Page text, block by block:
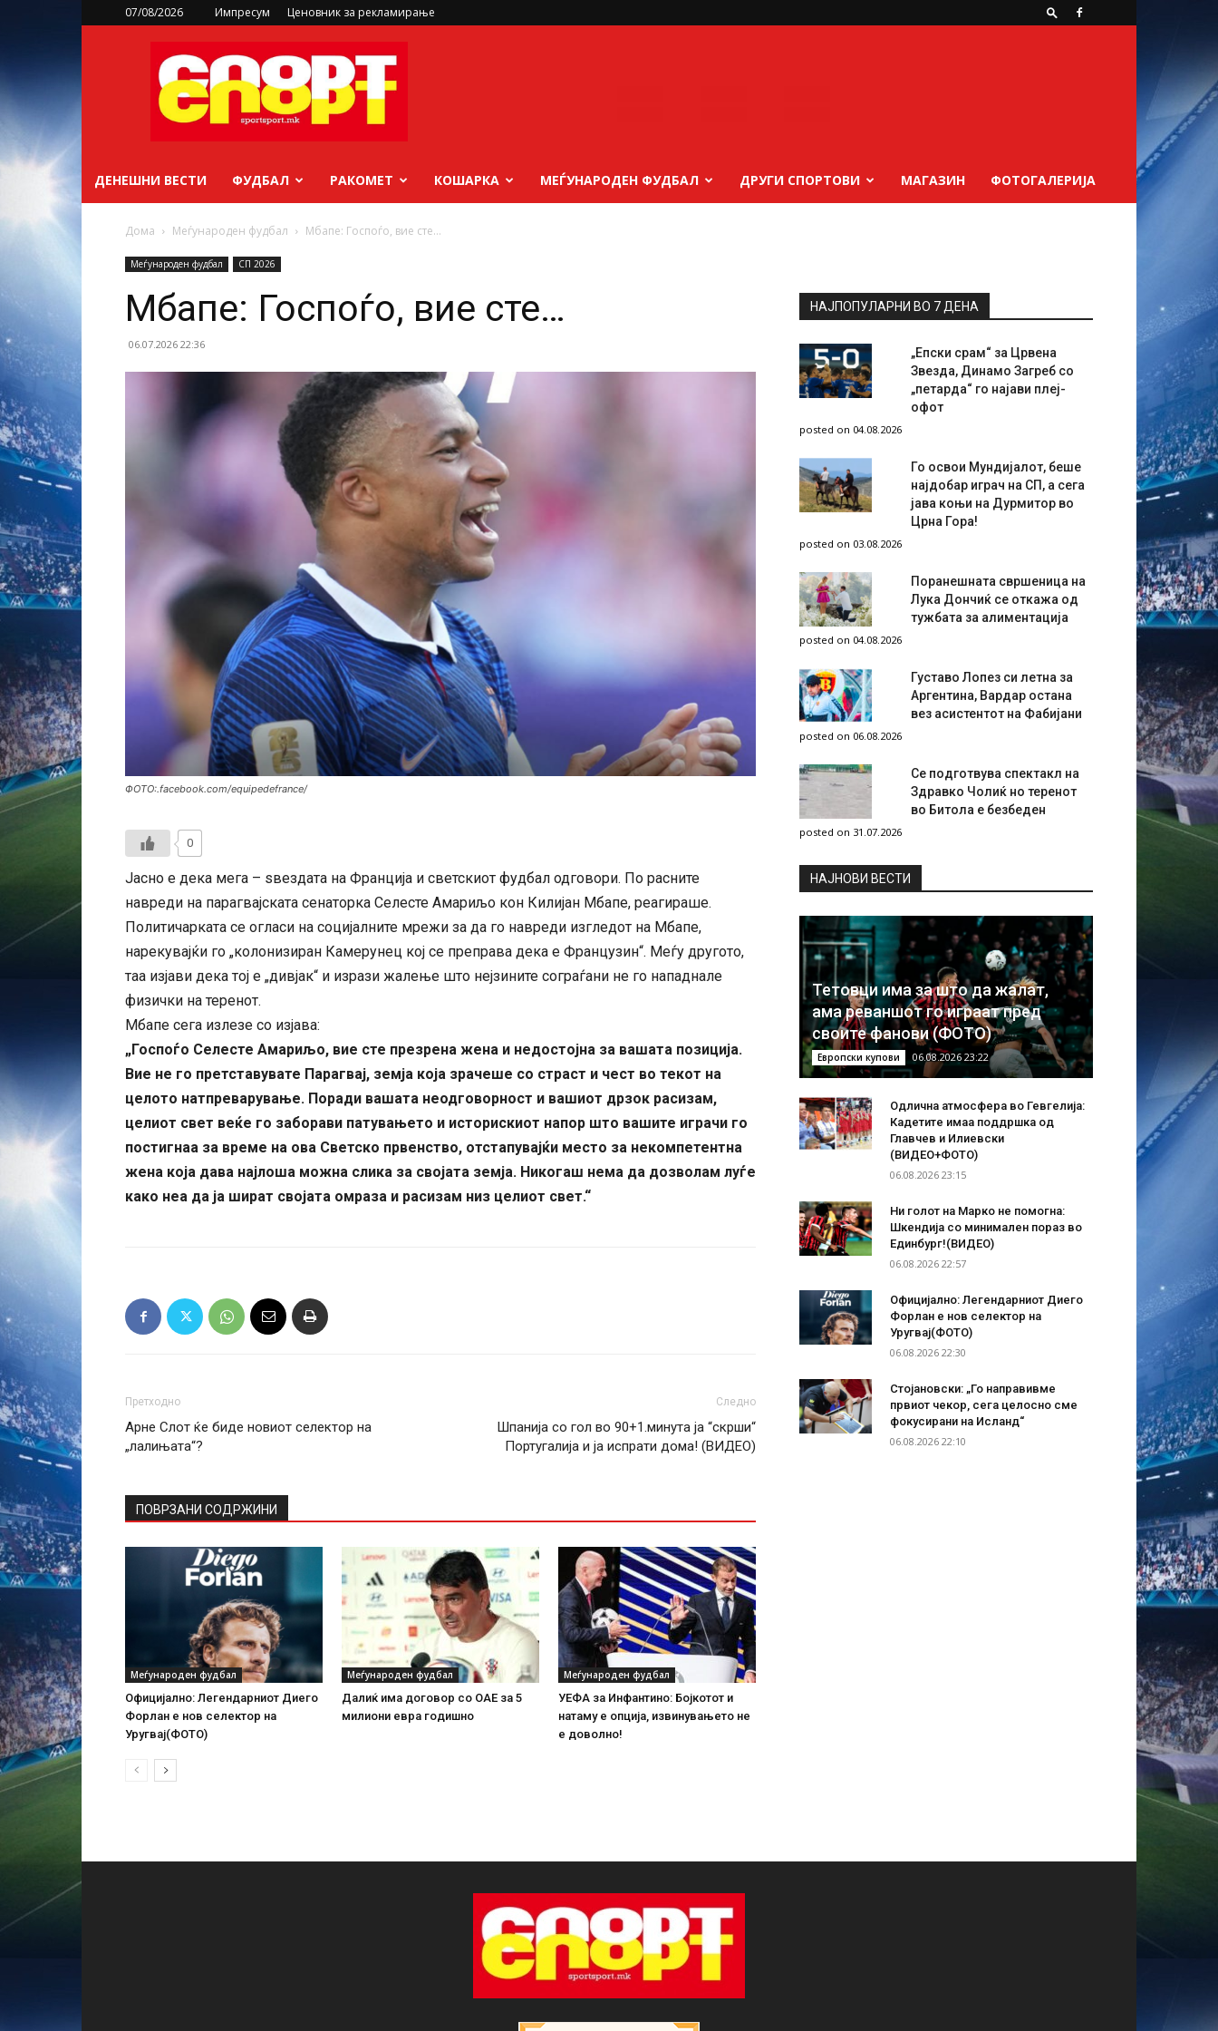
07/08/2026 Импресум Ценовник за рекламирање
sportsport.mk
ДЕНЕШНИ ВЕСТИ ФУДБАЛ РАКОМЕТ КОШАРКА МЕЃУНАРОДЕН ФУДБАЛ ДРУГИ СПОРТОВИ МАГАЗИН ФОТОГАЛЕРИЈА
Дома Меѓународен фудбал Мбапе: Госпоѓо, вие сте…
Меѓународен фудбал СП 2026
Мбапе: Госпоѓо, вие сте…
06.07.2026 22:36
ФОТО:.facebook.com/equipedefrance/
0
Јасно е дека мега – ѕвездата на Франција и светскиот фудбал одговори. По расните
навреди на парагвајската сенаторка Селесте Амариљо кон Килијан Мбапе, реагираше.
Политичарката се огласи на социјалните мрежи за да го навреди изгледот на Мбапе,
нарекувајќи го „колонизиран Камерунец кој се преправа дека е Французин“. Меѓу другото,
таа изјави дека тој е „дивјак“ и изрази жалење што нејзините сограѓани не го нападнале
физички на теренот.
Мбапе сега излезе со изјава:
„Госпоѓо Селесте Амариљо, вие сте презрена жена и недостојна за вашата позиција.
Вие не го претставувате Парагвај, земја која зрачеше со страст и чест во текот на
целото натпреварување. Поради вашата неодговорност и вашиот дрзок расизам,
целиот свет веќе го заборави патувањето и историскиот напор што вашите играчи го
постигнаа за време на ова Светско првенство, отстапувајќи место за некомпетентна
жена која дава најлоша можна слика за својата земја. Никогаш нема да дозволам луѓе
како неа да ја шират својата омраза и расизам низ целиот свет.“
Претходно
Арне Слот ќе биде новиот селектор на
„лалињата“?
Следно
Шпанија со гол во 90+1.минута ја “скрши“
Португалија и ја испрати дома! (ВИДЕО)
ПОВРЗАНИ СОДРЖИНИ
Меѓународен фудбал
Официјално: Легендарниот Диего
Форлан е нов селектор на
Уругвај(ФОТО)
Меѓународен фудбал
Далиќ има договор со ОАЕ за 5
милиони евра годишно
Меѓународен фудбал
УЕФА за Инфантино: Бојкотот и
натаму е опција, извинувањето не
е доволно!
НАЈПОПУЛАРНИ ВО 7 ДЕНА
„Епски срам“ за Црвена
Звезда, Динамо Загреб со
„петарда“ го најави плеј-
офот
posted on 04.08.2026
Го освои Мундијалот, беше
најдобар играч на СП, а сега
јава коњи на Дурмитор во
Црна Гора!
posted on 03.08.2026
Поранешната свршеница на
Лука Дончиќ се откажа од
тужбата за алиментација
posted on 04.08.2026
Густаво Лопез си летна за
Аргентина, Вардар остана
вез асистентот на Фабијани
posted on 06.08.2026
Се подготвува спектакл на
Здравко Чолиќ но теренот
во Битола е безбеден
posted on 31.07.2026
НAЈНОВИ ВЕСТИ
Тетовци има за што да жалат,
ама реваншот го играат пред
своите фанови (ФОТО)
Европски купови 06.08.2026 23:22
Одлична атмосфера во Гевгелија:
Кадетите имаа поддршка од
Главчев и Илиевски
(ВИДЕО+ФОТО)
06.08.2026 23:15
Ни голот на Марко не помогна:
Шкендија со минимален пораз во
Единбург!(ВИДЕО)
06.08.2026 22:57
Официјално: Легендарниот Диего
Форлан е нов селектор на
Уругвај(ФОТО)
06.08.2026 22:30
Стојановски: „Го направивме
првиот чекор, сега целосно сме
фокусирани на Исланд“
06.08.2026 22:10